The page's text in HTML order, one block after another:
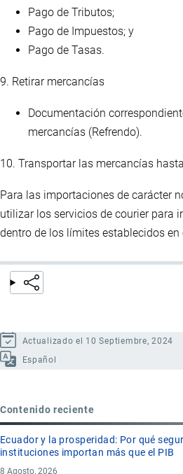
Pago de Tributos;
Pago de Impuestos; y
Pago de Tasas.
9. Retirar mercancías
Documentación
mercancías (Refrendo).
10. Transportar las mercancías
Para las importaciones de carácter
utilizar los servicios de courier para
dentro de los límites establecidos en
Actualizado el 10 Septiembre, 2024
Español
Contenido reciente
Ecuador y la prosperidad: Por qué
instituciones importan más que el PIB
8 Agosto, 2026